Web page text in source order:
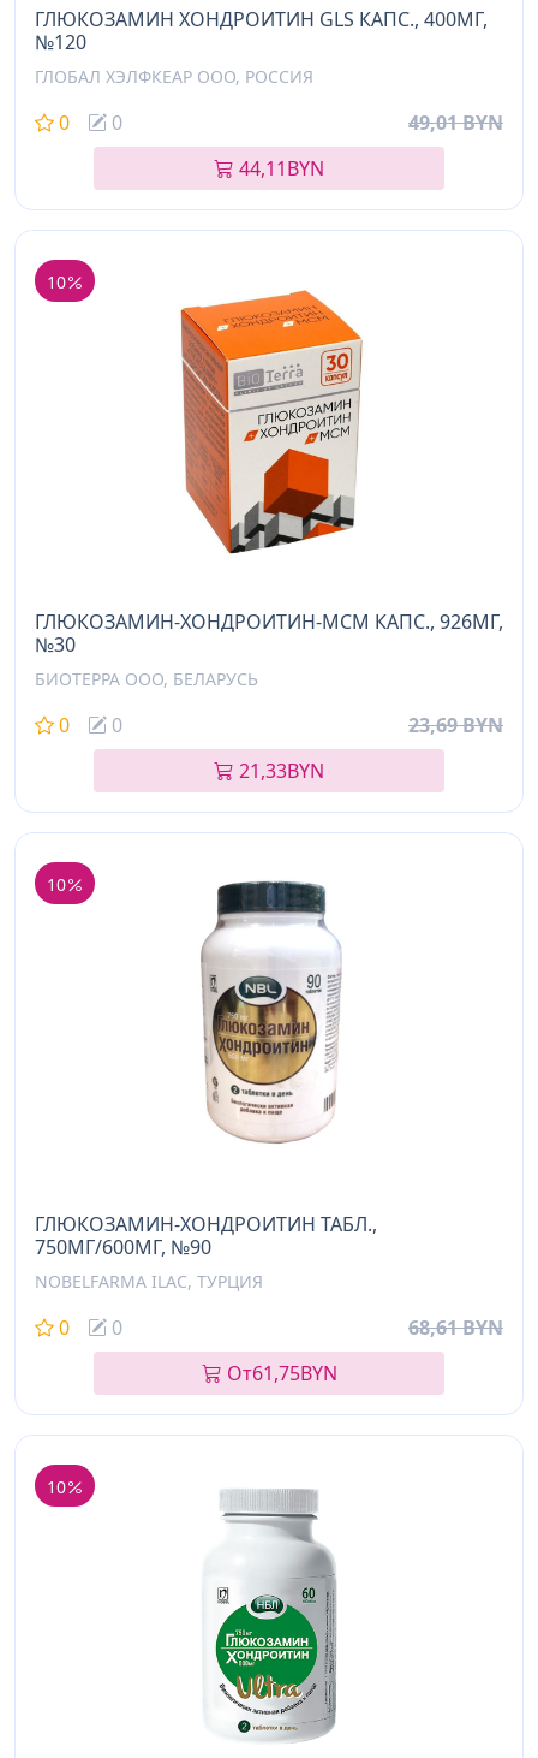
ГЛЮКОЗАМИН ХОНДРОИТИН GLS КАПС., 400МГ,
№120
ГЛОБАЛ ХЭЛФКЕАР ООО, РОССИЯ
0 0
49,01 BYN
44,11BYN
10
ГЛЮКОЗАМИН-ХОНДРОИТИН-МСМ КАПС., 926МГ,
№30
БИОТЕРРА ООО, БЕЛАРУСЬ
0 0
23,69 BYN
21,33BYN
10
ГЛЮКОЗАМИН-ХОНДРОИТИН ТАБЛ.,
750МГ/600МГ, №90
NOBELFARMA ILAC, ТУРЦИЯ
0 0
68,61 BYN
От61,75BYN
10